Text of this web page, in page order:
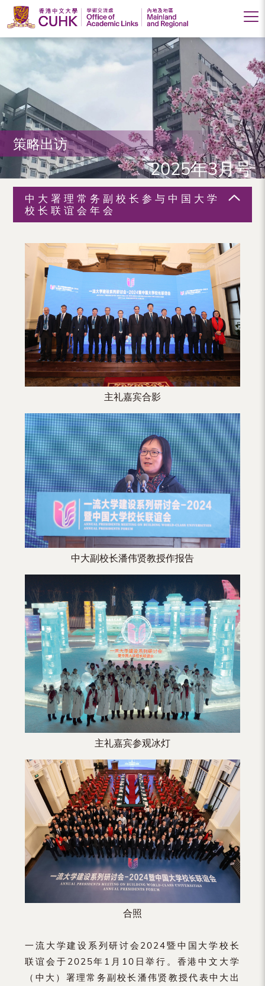
香
港
中
文
大
学
学
术
（内
区）
策略出访
2025年3月号
中大署理常务副校长参与中国大学
校长联谊会年会
主礼嘉宾合影
中大副校长潘伟贤教授作报告
主礼嘉宾参观冰灯
合照
一流大学建设系列研讨会2024暨中国大学校长
联谊会于2025年1月10日举行。香港中文大学
（中大）署理常务副校长潘伟贤教授代表中大出